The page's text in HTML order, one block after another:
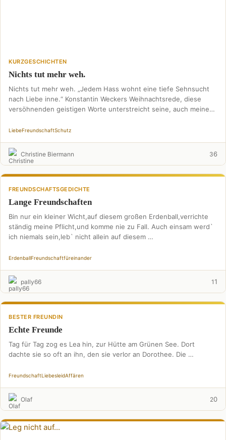
KURZGESCHICHTEN
Nichts tut mehr weh.
Nichts tut mehr weh. „Jedem Hass wohnt eine tiefe Sehnsucht
nach Liebe inne.“ Konstantin Weckers Weihnachtsrede, diese
versöhnenden geistigen Worte unterstreicht seine, auch meine
LiebeFreundschaftSchutz
Christine Biermann 36
FREUNDSCHAFTSGEDICHTE
Lange Freundschaften
Bin nur ein kleiner Wicht,auf diesem großen Erdenball,verrichte
ständig meine Pflicht,und komme nie zu Fall. Auch einsam werd`
ich niemals sein,leb` nicht allein auf diesem …
ErdenballFreundschaftfüreinander
pally66 11
BESTER FREUNDIN
Echte Freunde
Tag für Tag zog es Lea hin, zur Hütte am Grünen See. Dort
dachte sie so oft an ihn, den sie verlor an Dorothee. Die …
FreundschaftLiebesleidAffären
Olaf 20